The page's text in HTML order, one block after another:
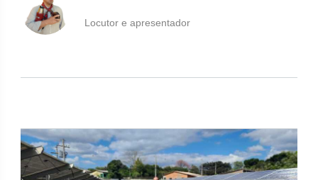
Locutor e apresentador